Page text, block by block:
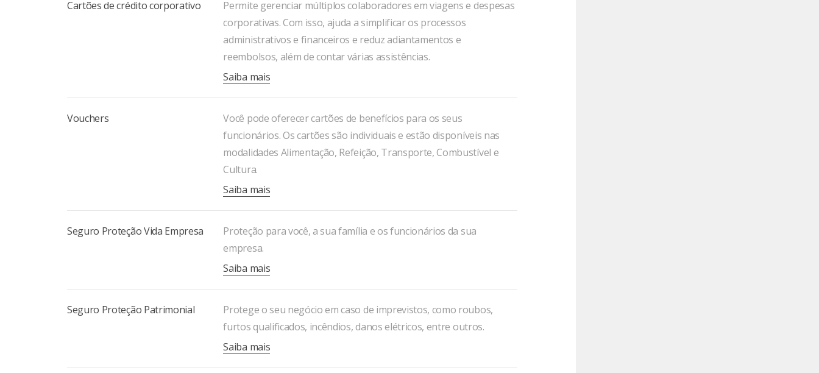
Cartões de crédito corporativo
Permite gerenciar múltiplos colaboradores em viagens e despesas
corporativas. Com isso, ajuda a simplificar os processos
administrativos e financeiros e reduz adiantamentos e
reembolsos, além de contar várias assistências.
Saiba mais
Vouchers
Você pode oferecer cartões de benefícios para os seus
funcionários. Os cartões são individuais e estão disponíveis nas
modalidades Alimentação, Refeição, Transporte, Combustível e
Cultura.
Saiba mais
Seguro Proteção Vida Empresa
Proteção para você, a sua família e os funcionários da sua
empresa.
Saiba mais
Seguro Proteção Patrimonial
Protege o seu negócio em caso de imprevistos, como roubos,
furtos qualificados, incêndios, danos elétricos, entre outros.
Saiba mais